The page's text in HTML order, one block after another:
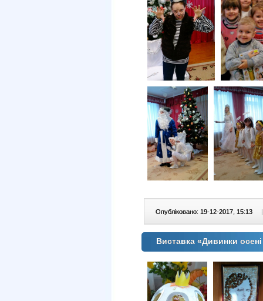
Опубліковано: 19-12-2017, 15:13
Виставка «Дивинки